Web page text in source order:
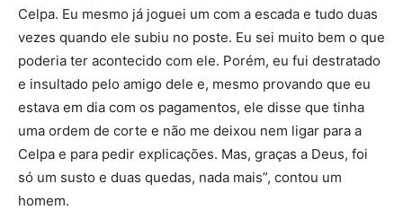
Celpa. Eu mesmo já joguei um com a escada e tudo duas
vezes quando ele subiu no poste. Eu sei muito bem o que
poderia ter acontecido com ele. Porém, eu fui destratado
e insultado pelo amigo dele e, mesmo provando que eu
estava em dia com os pagamentos, ele disse que tinha
uma ordem de corte e não me deixou nem ligar para a
Celpa e para pedir explicações. Mas, graças a Deus, foi
só um susto e duas quedas, nada mais”, contou um
homem.